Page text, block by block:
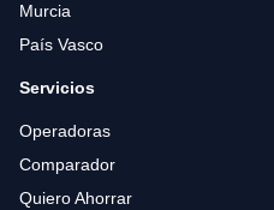
Murcia
País Vasco
Servicios
Operadoras
Comparador
Quiero Ahorrar